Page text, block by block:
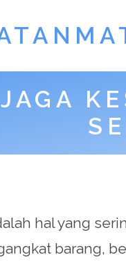
hal yang
barang,